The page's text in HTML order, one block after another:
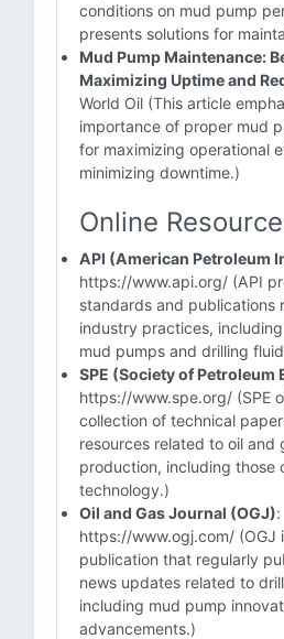
conditions on mud pump
presents solutions for
Mud Pump Maintenance:
Maximizing Uptime and
World Oil (This article
importance of proper mud
for maximizing operational
minimizing downtime.)
Online
API (American Petroleum
https://www.api.org/ (API
standards and publications
industry practices,
mud pumps and drilling
SPE (Society of Petroleum
https://www.spe.org/ (SPE
collection of technical
resources related to oil and
production, including those
technology.)
Oil and Gas Journal (OGJ):
https://www.ogj.com/ (OGJ
publication that regularly
news updates related to
including mud pump
advancements.)